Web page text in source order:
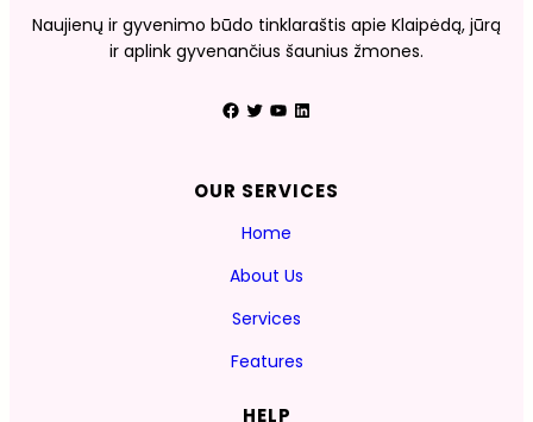
Naujienų ir gyvenimo būdo tinklaraštis apie Klaipėdą, jūrą
ir aplink gyvenančius šaunius žmones.
Facebook Twitter YouTube LinkedIn
OUR SERVICES
Home
About Us
Services
Features
HELP